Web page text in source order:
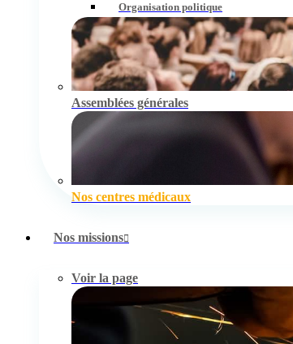
Organisation politique
Assemblées générales
Nos centres médicaux
Nos missions
Voir la page